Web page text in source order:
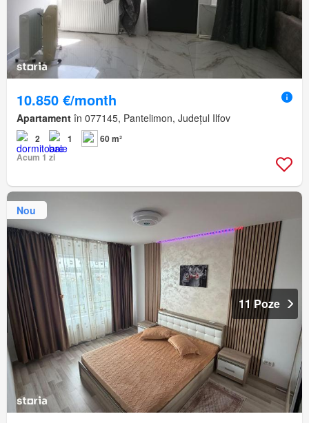
10.850 €/month
Apartament în 077145, Pantelimon, Județul Ilfov
2 1
60 m²
Acum 1 zi
Nou
11 Poze